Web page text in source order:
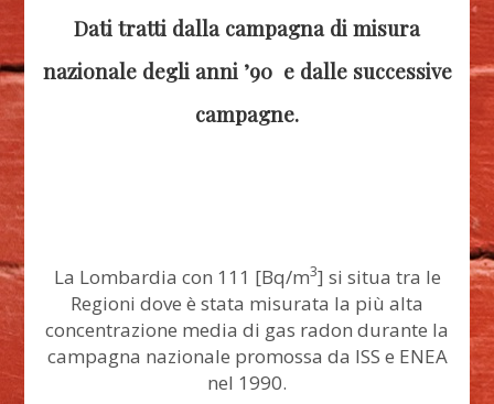
Dati tratti dalla campagna di misura
nazionale degli anni ’90 e dalle successive
campagne.
La Lombardia con 111 [Bq/m3] si situa tra le
Regioni dove è stata misurata la più alta
concentrazione media di gas radon durante la
campagna nazionale promossa da ISS e ENEA
nel 1990.